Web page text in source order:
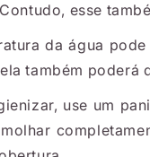
esse
da água
também poderá
use um